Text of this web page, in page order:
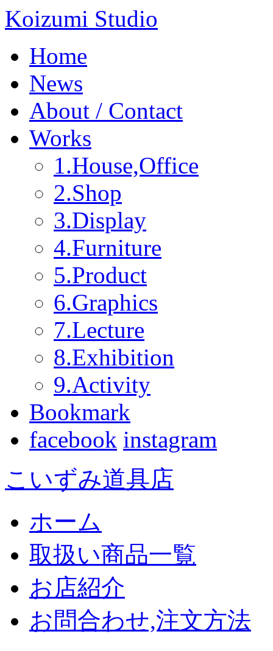
Koizumi Studio
Home
News
About / Contact
Works
1.House,Office
2.Shop
3.Display
4.Furniture
5.Product
6.Graphics
7.Lecture
8.Exhibition
9.Activity
Bookmark
facebook instagram
こいずみ道具店
ホーム
取扱い商品一覧
お店紹介
お問合わせ,注文方法